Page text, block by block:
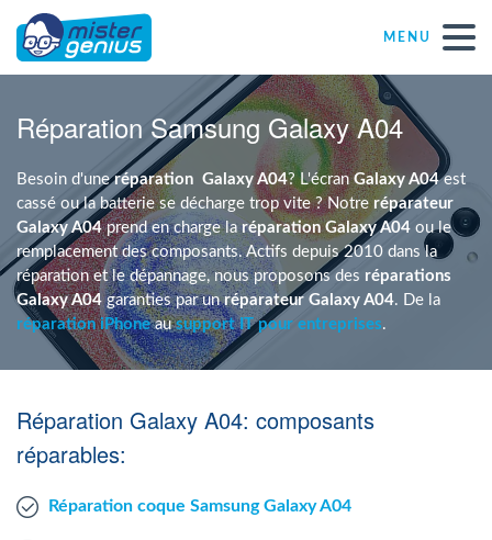
MENU
Réparations – Dépannages
Magasins informatiques toutes marques
Particulier
Indépendant
PME
Agent Windows
Réparation Samsung Galaxy A04
Besoin d'uneréparation Galaxy A04? L'écranGalaxy A04est
cassé ou la batterie se décharge trop vite ? Notre réparateur
Galaxy A04prend en charge laréparation Galaxy A04 ou le
remplacement des composants. Actifs depuis 2010 dans la
réparation et le dépannage, nous proposons des réparations
Galaxy A04garanties par unréparateur Galaxy A04. De la
réparation iPhoneausupport IT pour entreprises.
Réparation Galaxy A04: composants
réparables:
Réparation coque Samsung Galaxy A04